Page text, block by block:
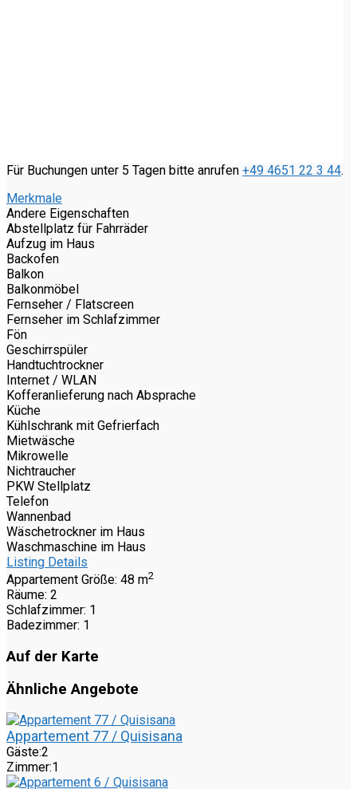
Für Buchungen unter 5 Tagen bitte anrufen +49 4651 22 3 44.
Merkmale
Andere Eigenschaften
Abstellplatz für Fahrräder
Aufzug im Haus
Backofen
Balkon
Balkonmöbel
Fernseher / Flatscreen
Fernseher im Schlafzimmer
Fön
Geschirrspüler
Handtuchtrockner
Internet / WLAN
Kofferanlieferung nach Absprache
Küche
Kühlschrank mit Gefrierfach
Mietwäsche
Mikrowelle
Nichtraucher
PKW Stellplatz
Telefon
Wannenbad
Wäschetrockner im Haus
Waschmaschine im Haus
Listing Details
Appartement Größe: 48 m2
Räume: 2
Schlafzimmer: 1
Badezimmer: 1
Auf der Karte
Ähnliche Angebote
Appartement 77 / Quisisana
Gäste:2
Zimmer:1